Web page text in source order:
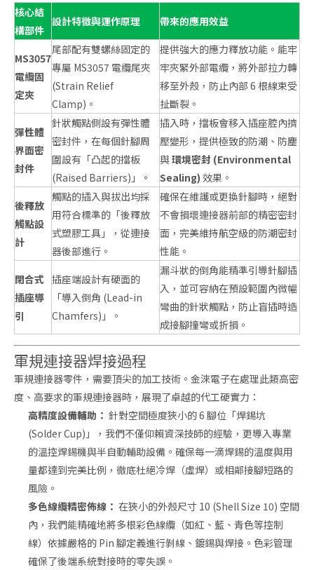
核心結
構部件
設計特徵與運作原理 帶來的應用效益
MS3057
電纜固
定夾
尾部配有雙螺絲固定的
專屬 MS3057 電纜尾夾
(Strain Relief
Clamp)。
提供強大的應力釋放功能。能牢
牢夾緊外部電纜，將外部拉力轉
移至外殼，防止內部 6 根線束受
扯斷裂。
彈性體
界面密
封件
針狀觸點側設有彈性體
密封件，在每個針腳周
圍設有「凸起的擋板
(Raised Barriers)」。
插入時，擋板會移入插座腔內擠
壓變形，提供極致的防潮、防塵
與環境密封 (Environmental
Sealing) 效果。
後釋放
觸點設
計
觸點的插入與拔出均採
用符合標準的「後釋放
式塑膠工具」，從連接
器後部進行。
確保在維護或更換針腳時，絕對
不會損壞連接器前部的精密密封
面，完美維持航空級的防潮密封
性能。
閉合式
插座導
引
插座端設計有硬面的
「導入倒角 (Lead-in
Chamfers)」。
漏斗狀的倒角能精準引導針腳插
入，並可容納在預設範圍內微幅
彎曲的針狀觸點，防止盲插時造
成接腳撞彎或折損。
軍規連接器焊接過程
軍規連接器零件，需要頂尖的加工技術。金淶電子在處理此類高密
度、高要求的軍規連接器時，展現了卓越的代工硬實力：
高精度設備輔助： 針對空間極度狹小的 6 腳位「焊錫坑
(Solder Cup)」，我們不僅仰賴資深技師的經驗，更導入專業
的溫控焊錫機與半自動輔助設備。確保每一滴焊錫的溫度與用
量都達到完美比例，徹底杜絕冷焊（虛焊）或相鄰接腳短路的
風險。
多色線纜精密佈線： 在狹小的外殼尺寸 10 (Shell Size 10) 空間
內，我們能精確地將多根彩色線纜（如紅、藍、青色等控制
線）依據嚴格的 Pin 腳定義進行剝線、鍍錫與焊接。色彩管理
確保了後端系統對接時的零失誤。